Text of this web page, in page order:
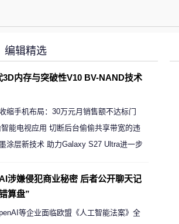
编辑精选
3D内存与突破性V10 BV-NAND技术
缩手机布局：30万元月销售额不达标门
能电视应用 切断后台偷偷共享带宽的违
涂层新技术 助力Galaxy S27 Ultra进一步
涉嫌侵犯商业秘密 后者公开聊天记
算盘”
等企业面临欧盟《人工智能法案》全